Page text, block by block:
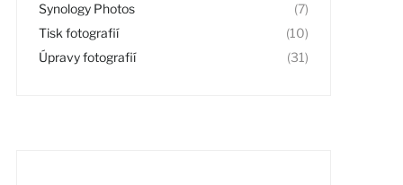
Synology Photos
(7)
Tisk fotografií
(10)
Úpravy fotografií
(31)